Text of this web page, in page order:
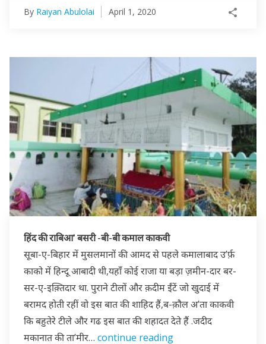
By Raiyan Abulolai April 1, 2020
हिंद की राबिआ’ बसरी -बी-बी कमाल काकवी
सूबा-ए-बिहार में मुसलमानों की आमद से पहले कमालाबाद उ’र्फ़
काको में हिन्दू आबादी थी,यहाँ कोई राजा या बड़ा ज़मीन-दार बर-
सर-ए-इक़्तिदार था. पुराने टीलों और क़दीम ईंटें जो खुदाई में
बरामद होती रहीं वो इस बात की शाहिद हैं,ब-क़ौल अ’ता काकवी
कि बहुतेरे टीले और गढ इस बात की शहादत देते हैं .जदीद
मकानात की ता’मीर… continue reading